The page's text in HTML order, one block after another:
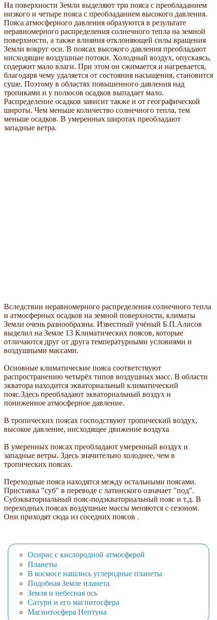
На поверхности Земли выделяют три пояса с преобладанием
низкого и четыре пояса с преобладанием высокого давления.
Пояса атмосферного давления образуются в результате
неравномерного распределения солнечного тепла на земной
поверхности, а также влияния отклоняющей силы вращения
Земли вокруг оси. В поясах высокого давления преобладают
нисходящие воздушные потоки. Холодный воздух, опускаясь,
содержит мало влаги. При этом он сжимается и нагревается,
благодаря чему удаляется от состояния насыщения, становится
суше. Поэтому в областях повышенного давления над
тропиками и у полюсов осадков выпадает мало.
Распределение осадков зависит также и от географической
широты. Чем меньше количество солнечного тепла, тем
меньше осадков. В умеренных широтах преобладают
западные ветра.
Вследствии неравномерного распределения солнечного тепла
и атмосферных осадков на земной поверхности, климаты
Земли очень разнообразны. Известный учёный Б.П.Алисов
выделил на Земле 13 Климатических поясов, которые
отличаются друг от друга температурными условиями и
воздушными массами.
Основные климатические пояса соответствуют
распространению четырёх типов воздушных масс. В области
экватора находится экваториальный климатический
пояс.Здесь преобладают экваториальный воздух и
пониженное атмосферное давление.
В тропических поясах господствуют тропический воздух,
высокое давление, нисходящее движение воздуха
В умеренных поясах преобладают умеренный воздух и
западные ветры. Здесь значительно холоднее, чем в
тропических поясах.
Переходные пояса находятся между остальными поясами.
Приставка "суб" в переводе с латинского означает "под".
Субэкваториальный пояс-подэкваториальный пояс и т.д. В
переходных поясах воздушные массы меняются с сезоном.
Они приходят сюда из соседних поясов .
Осирис с кислородной атмосферой
Планеты
В космосе нашлись углеродные планеты
Подобная Земле планета
Земля и небесная ось
Сатурн и его магнитосфера
Магнитосфера Нептуна